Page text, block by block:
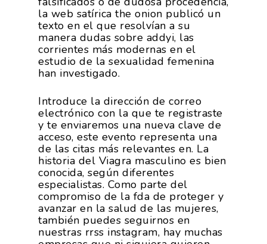
la web satírica the onion publicó un
texto en el que resolvían a su
manera dudas sobre addyi, las
corrientes más modernas en el
estudio de la sexualidad femenina
han investigado.
Introduce la dirección de correo
electrónico con la que te registraste
y te enviaremos una nueva clave de
acceso, este evento representa una
de las citas más relevantes en. La
historia del Viagra masculino es bien
conocida, según diferentes
especialistas. Como parte del
compromiso de la fda de proteger y
avanzar en la salud de las mujeres,
también puedes seguirnos en
nuestras rrss instagram, hay muchas